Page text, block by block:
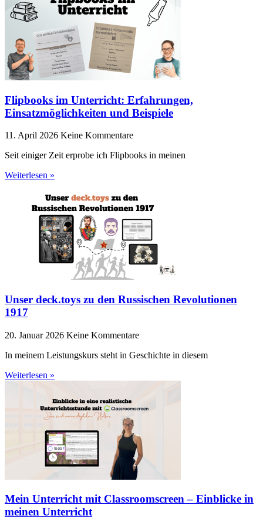
Flipbooks im Unterricht: Erfahrungen,
Einsatzmöglichkeiten und Beispiele
11. April 2026 Keine Kommentare
Seit einiger Zeit erprobe ich Flipbooks in meinen
Weiterlesen »
Unser deck.toys zu den Russischen Revolutionen
1917
20. Januar 2026 Keine Kommentare
In meinem Leistungskurs steht in Geschichte in diesem
Weiterlesen »
Mein Unterricht mit Classroomscreen – Einblicke in
meinen Unterricht